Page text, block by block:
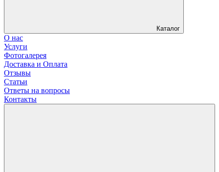
Каталог
О нас
Услуги
Фотогалерея
Доставка и Оплата
Отзывы
Статьи
Ответы на вопросы
Контакты